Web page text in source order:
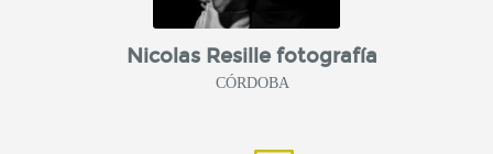
Nicolas Resille fotografía
CÓRDOBA